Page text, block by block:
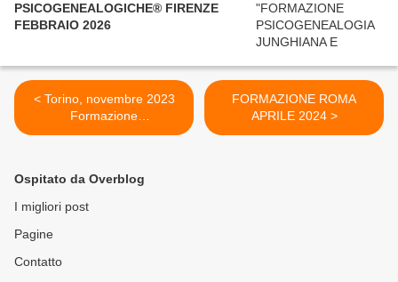
PSICOGENEALOGICHE® FIRENZE
FEBBRAIO 2026
< Torino, novembre 2023
Formazione
Psicogenealogia junghiana
FORMAZIONE ROMA
APRILE 2024 >
Ospitato da Overblog
I migliori post
Pagine
Contatto